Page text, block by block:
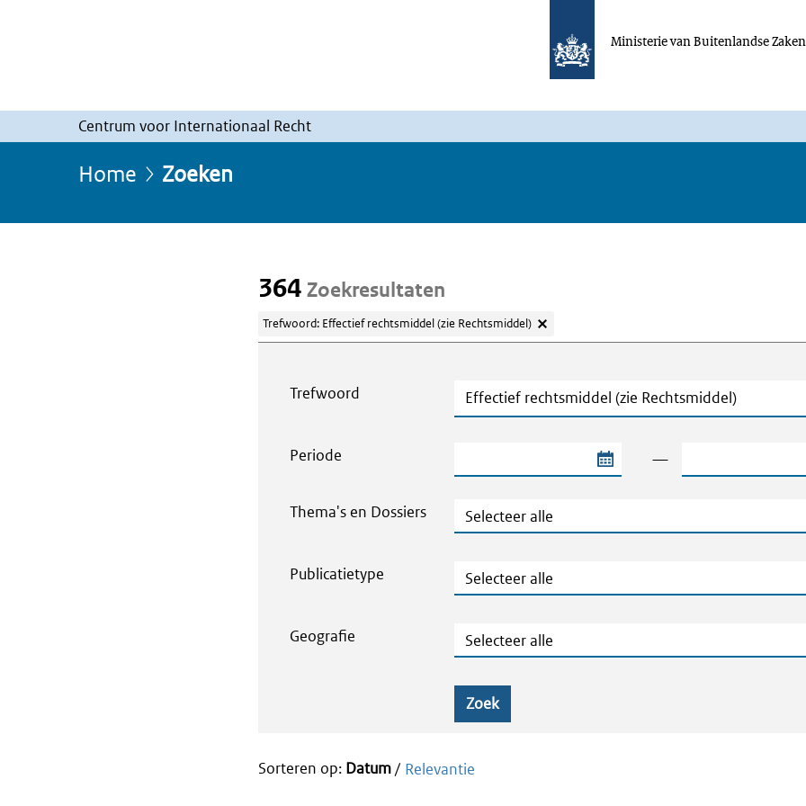
Ministerie van Buitenlandse Zaken
Centrum voor Internationaal Recht
Home Zoeken
364 Zoekresultaten
Trefwoord: Effectief rechtsmiddel (zie Rechtsmiddel)
Trefwoord Trefwoord
Periode Begindatum van de periode — Einddatum van de
Thema's en Dossiers Thema's en Dossiers
Publicatietype Publicatietype
Geografie Geografie
Zoek
Sorteren op: Datum/ Relevantie